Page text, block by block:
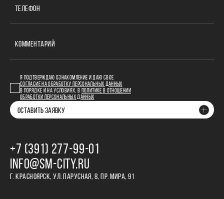
ТЕЛЕФОН
КОММЕНТАРИЙ
Я ПОДТВЕРЖДАЮ ОЗНАКОМЛЕНИЕ И ДАЮ СВОЕ
СОГЛАСИЕ НА ОБРАБОТКУ ПЕРСОНАЛЬНЫХ ДАННЫХ
В ПОРЯДКЕ И НА УСЛОВИЯХ, В
ПОЛИТИКЕ В ОТНОШЕНИИ
ОБРАБОТКИ ПЕРСОНАЛЬНЫХ ДАННЫХ
ОСТАВИТЬ ЗАЯВКУ
+7 (391) 277‒99‒01
INFO@SM-CITY.RU
Г. КРАСНОЯРСК, УЛ. ПАРУСНАЯ, 8, ПР. МИРА, 91